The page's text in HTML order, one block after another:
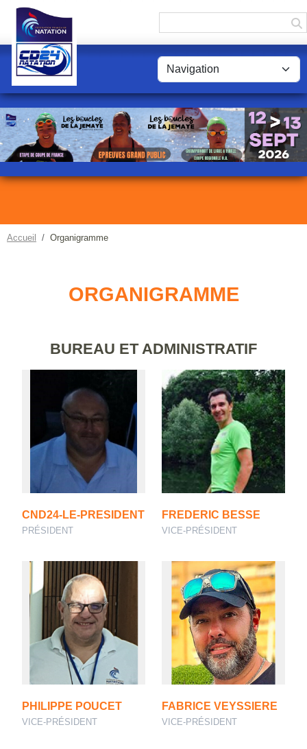
Accueil Organigramme
ORGANIGRAMME
BUREAU ET ADMINISTRATIF
CND24-LE-PRESIDENT
PRÉSIDENT
FREDERIC BESSE
VICE-PRÉSIDENT
PHILIPPE POUCET
VICE-PRÉSIDENT
FABRICE VEYSSIERE
VICE-PRÉSIDENT
Panneau de gestion des cookies